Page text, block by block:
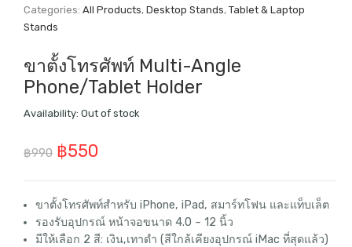
Categories:All Products,Desktop Stands,Tablet & Laptop
Stands
ขาตั้งโทรศัพท์ Multi-Angle
Phone/Tablet Holder
Availability: Out of stock
฿990 Original
was:
฿990.
฿550
is:
฿550.
ขาตั้งโทรศัพท์สำหรับ iPhone, iPad, สมาร์ทโฟน และแท็บเล็ต
รองรับอุปกรณ์ หน้าจอขนาด 4.0 – 12 นิ้ว
มีให้เลือก 2 สี: เงิน,เทาดำ (สีใกล้เคียงอุปกรณ์ iMac ที่สุดแล้ว)